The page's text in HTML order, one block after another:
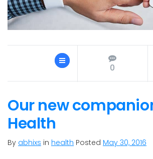
0
Our new
Health
By abhixs in health Posted May 30, 2016